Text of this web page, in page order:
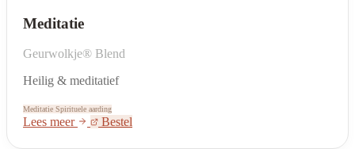
Meditatie
Geurwolkje® Blend
Heilig & meditatief
Meditatie Spirituele aarding
Lees meer Bestel